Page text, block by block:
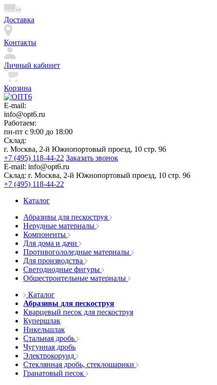
Доставка
Контакты
Личный кабинет
Корзина
E-mail:
info@opt6.ru
Работаем:
пн-пт с 9:00 до 18:00
Склад:
г. Москва, 2-й Южнопортовый проезд, 10 стр. 96
+7 (495) 118-44-22 Заказать звонок
E-mail: info@opt6.ru
Склад: г. Москва, 2-й Южнопортовый проезд, 10 стр. 96
+7 (495) 118-44-22
Каталог
Абразивы для пескоструя
Нерудные материалы
Компоненты
Для дома и дачи
Противогололедные материалы
Для производства
Светодиодные фигуры
Общестроительные материалы
Каталог
Абразивы для пескоструя
Кварцевый песок для пескоструя
Купершлак
Никельшлак
Стальная дробь
Чугунная дробь
Электрокорунд
Стеклянная дробь, стеклошарики
Гранатовый песок